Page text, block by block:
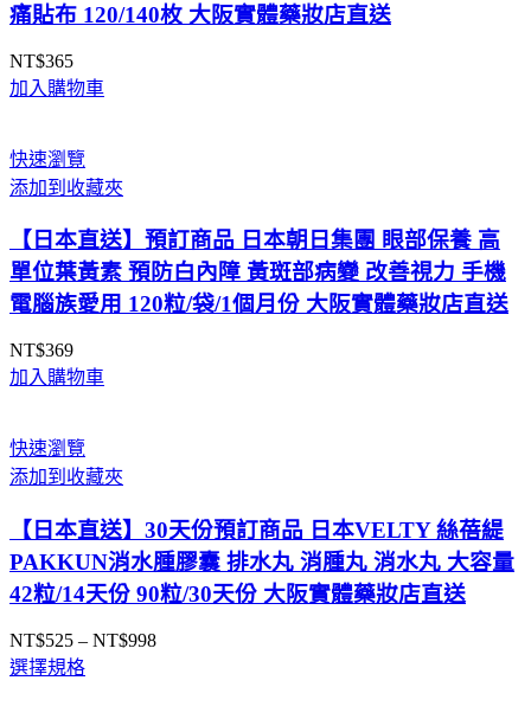
痛貼布 120/140枚 大阪實體藥妝店直送
NT$365
加入購物車
快速瀏覽
添加到收藏夾
【日本直送】預訂商品 日本朝日集團 眼部保養 高
單位葉黃素 預防白內障 黃斑部病變 改善視力 手機
電腦族愛用 120粒/袋/1個月份 大阪實體藥妝店直送
NT$369
加入購物車
快速瀏覽
添加到收藏夾
【日本直送】30天份預訂商品 日本VELTY 絲蓓緹
PAKKUN消水腫膠囊 排水丸 消腫丸 消水丸 大容量
42粒/14天份 90粒/30天份 大阪實體藥妝店直送
NT$525 – NT$998價
選擇規格